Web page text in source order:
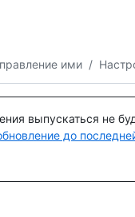
ими /
выпускаться не
до